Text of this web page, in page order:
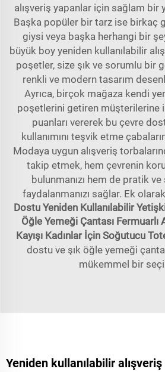
alışveriş yapanlar için sağlam bir
Başka popüler bir tarz ise birkaç
giysi veya başka herhangi bir
büyük boy yeniden kullanılabilir
poşetler, size şık ve sorumlu bir
renkli ve modern tasarım
Ayrıca, birçok mağaza kendi
poşetlerini getiren müşterilerine
puanları vererek bu çevre
kullanımını teşvik etme
Modaya uygun alışveriş
takip etmek, hem çevrenin
bulunmanızı hem de pratik
faydalanmanızı sağlar. Ek
Dostu Yeniden Kullanılabilir
Öğle Yemeği Çantası
Kayışı Kadınlar İçin Soğutucu
dostu ve şık öğle yemeği
mükemmel bir
Yeniden kullanılabilir